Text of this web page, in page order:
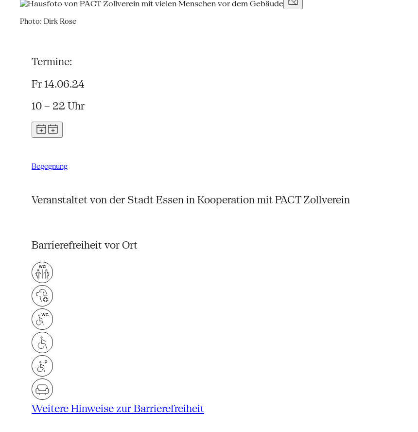
Photo: Dirk Rose
Termine:
Fr 14.06.24
10 – 22 Uhr
Begegnung
Veranstaltet von der Stadt Essen in Kooperation mit PACT Zollverein
Barrierefreiheit vor Ort
Weitere Hinweise zur Barrierefreiheit